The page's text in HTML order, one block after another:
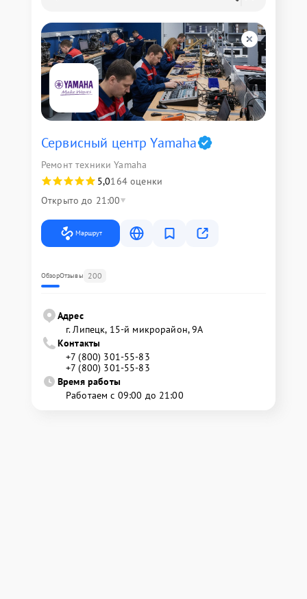
Сервисный центр Yamaha
Ремонт техники Yamaha
5,0164 оценки
Открыто до 21:00
Маршрут
ОбзорОтзывы 200
Адрес
г. Липецк, 15-й микрорайон, 9А
Контакты
+7 (800) 301-55-83
+7 (800) 301-55-83
Время работы
Работаем с 09:00 до 21:00